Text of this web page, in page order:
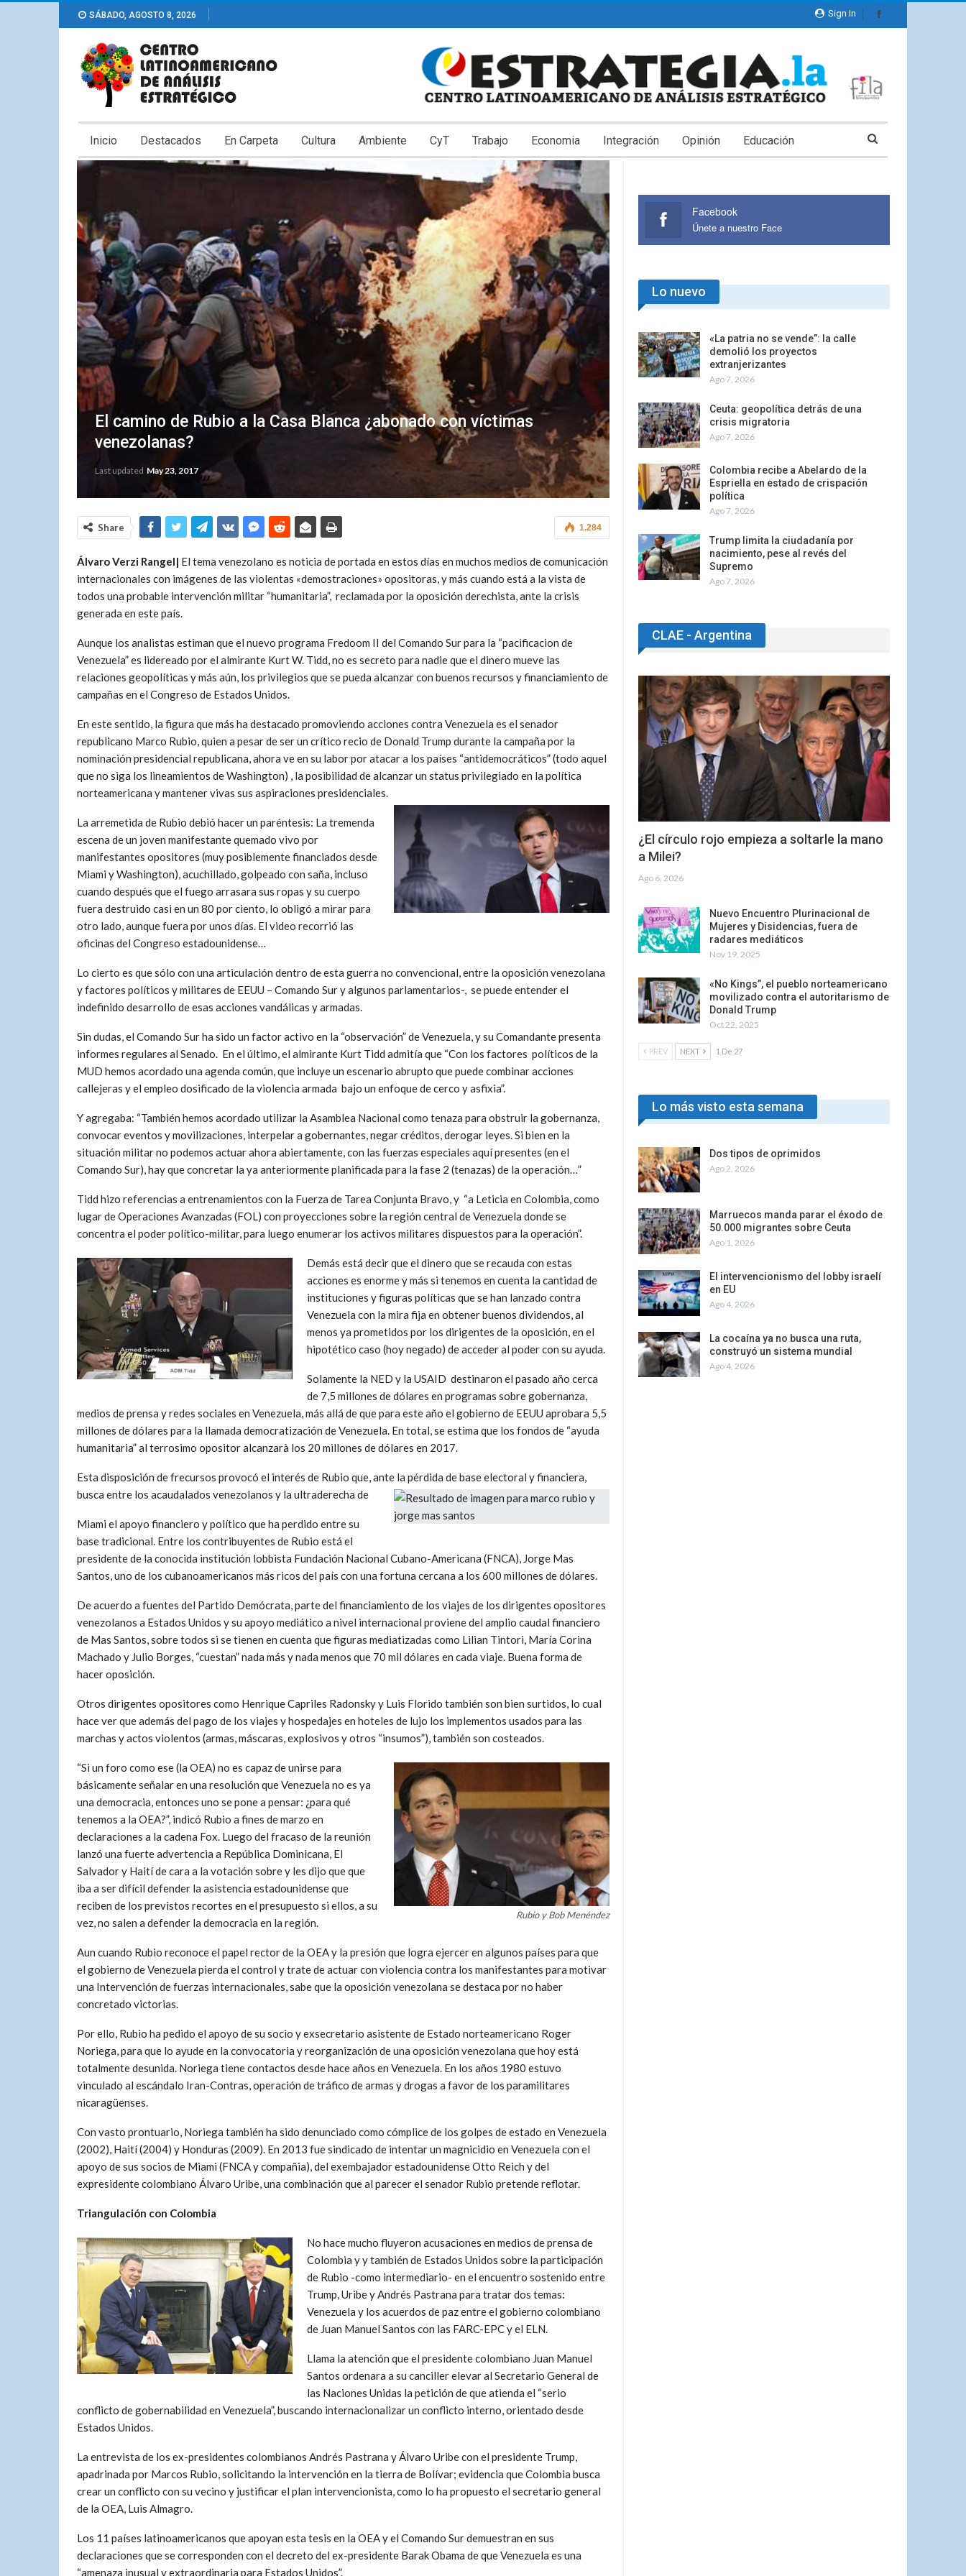
Sign In
SÁBADO, AGOSTO 8, 2026
Inicio Destacados En Carpeta Cultura Ambiente CyT Trabajo Economia Integración Opinión Educación
El camino de Rubio a la Casa Blanca ¿abonado con víctimas
venezolanas?
Last updated May 23, 2017
1.284
Share
Álvaro Verzi Rangel| El tema venezolano es noticia de portada en estos días en muchos medios de comunicación
internacionales con imágenes de las violentas «demostraciones» opositoras, y más cuando está a la vista de
todos una probable intervención militar “humanitaria”, reclamada por la oposición derechista, ante la crisis
generada en este país.
Aunque los analistas estiman que el nuevo programa Fredoom II del Comando Sur para la “pacificacion de
Venezuela” es lidereado por el almirante Kurt W. Tidd, no es secreto para nadie que el dinero mueve las
relaciones geopolíticas y más aún, los privilegios que se pueda alcanzar con buenos recursos y financiamiento de
campañas en el Congreso de Estados Unidos.
En este sentido, la figura que más ha destacado promoviendo acciones contra Venezuela es el senador
republicano Marco Rubio, quien a pesar de ser un crítico recio de Donald Trump durante la campaña por la
nominación presidencial republicana, ahora ve en su labor por atacar a los países “antidemocráticos” (todo aquel
que no siga los lineamientos de Washington) , la posibilidad de alcanzar un status privilegiado en la política
norteamericana y mantener vivas sus aspiraciones presidenciales.
La arremetida de Rubio debió hacer un paréntesis: La tremenda
escena de un joven manifestante quemado vivo por
manifestantes opositores (muy posiblemente financiados desde
Miami y Washington), acuchillado, golpeado con saña, incluso
cuando después que el fuego arrasara sus ropas y su cuerpo
fuera destruido casi en un 80 por ciento, lo obligó a mirar para
otro lado, aunque fuera por unos días. El video recorrió las
oficinas del Congreso estadounidense…
Lo cierto es que sólo con una articulación dentro de esta guerra no convencional, entre la oposición venezolana
y factores políticos y militares de EEUU – Comando Sur y algunos parlamentarios-, se puede entender el
indefinido desarrollo de esas acciones vandálicas y armadas.
Sin dudas, el Comando Sur ha sido un factor activo en la “observación” de Venezuela, y su Comandante presenta
informes regulares al Senado. En el último, el almirante Kurt Tidd admitía que “Con los factores políticos de la
MUD hemos acordado una agenda común, que incluye un escenario abrupto que puede combinar acciones
callejeras y el empleo dosificado de la violencia armada bajo un enfoque de cerco y asfixia”.
Y agregaba: “También hemos acordado utilizar la Asamblea Nacional como tenaza para obstruir la gobernanza,
convocar eventos y movilizaciones, interpelar a gobernantes, negar créditos, derogar leyes. Si bien en la
situación militar no podemos actuar ahora abiertamente, con las fuerzas especiales aquí presentes (en el
Comando Sur), hay que concretar la ya anteriormente planificada para la fase 2 (tenazas) de la operación…”
Tidd hizo referencias a entrenamientos con la Fuerza de Tarea Conjunta Bravo, y “a Leticia en Colombia, como
lugar de Operaciones Avanzadas (FOL) con proyecciones sobre la región central de Venezuela donde se
concentra el poder político-militar, para luego enumerar los activos militares dispuestos para la operación”.
Demás está decir que el dinero que se recauda con estas
acciones es enorme y más si tenemos en cuenta la cantidad de
instituciones y figuras políticas que se han lanzado contra
Venezuela con la mira fija en obtener buenos dividendos, al
menos ya prometidos por los dirigentes de la oposición, en el
hipotético caso (hoy negado) de acceder al poder con su ayuda.
Solamente la NED y la USAID destinaron el pasado año cerca
de 7,5 millones de dólares en programas sobre gobernanza,
medios de prensa y redes sociales en Venezuela, más allá de que para este año el gobierno de EEUU aprobara 5,5
millones de dólares para la llamada democratización de Venezuela. En total, se estima que los fondos de “ayuda
humanitaria” al terrosimo opositor alcanzarà los 20 millones de dólares en 2017.
Esta disposición de frecursos provocó el interés de Rubio que, ante la pérdida de base electoral y financiera,
busca entre los acaudalados venezolanos y la ultraderecha de
Miami el apoyo financiero y político que ha perdido entre su
base tradicional. Entre los contribuyentes de Rubio está el
presidente de la conocida institución lobbista Fundación Nacional Cubano-Americana (FNCA), Jorge Mas
Santos, uno de los cubanoamericanos más ricos del país con una fortuna cercana a los 600 millones de dólares.
De acuerdo a fuentes del Partido Demócrata, parte del financiamiento de los viajes de los dirigentes opositores
venezolanos a Estados Unidos y su apoyo mediático a nivel internacional proviene del amplio caudal financiero
de Mas Santos, sobre todos si se tienen en cuenta que figuras mediatizadas como Lilian Tintori, María Corina
Machado y Julio Borges, “cuestan” nada más y nada menos que 70 mil dólares en cada viaje. Buena forma de
hacer oposición.
Otros dirigentes opositores como Henrique Capriles Radonsky y Luis Florido también son bien surtidos, lo cual
hace ver que además del pago de los viajes y hospedajes en hoteles de lujo los implementos usados para las
marchas y actos violentos (armas, máscaras, explosivos y otros “insumos”), también son costeados.
Rubio y Bob Menéndez
“Si un foro como ese (la OEA) no es capaz de unirse para
básicamente señalar en una resolución que Venezuela no es ya
una democracia, entonces uno se pone a pensar: ¿para qué
tenemos a la OEA?”, indicó Rubio a fines de marzo en
declaraciones a la cadena Fox. Luego del fracaso de la reunión
lanzó una fuerte advertencia a República Dominicana, El
Salvador y Haití de cara a la votación sobre y les dijo que que
iba a ser difícil defender la asistencia estadounidense que
reciben de los previstos recortes en el presupuesto si ellos, a su
vez, no salen a defender la democracia en la región.
Aun cuando Rubio reconoce el papel rector de la OEA y la presión que logra ejercer en algunos países para que
el gobierno de Venezuela pierda el control y trate de actuar con violencia contra los manifestantes para motivar
una Intervención de fuerzas internacionales, sabe que la oposición venezolana se destaca por no haber
concretado victorias.
Por ello, Rubio ha pedido el apoyo de su socio y exsecretario asistente de Estado norteamericano Roger
Noriega, para que lo ayude en la convocatoria y reorganización de una oposición venezolana que hoy está
totalmente desunida. Noriega tiene contactos desde hace años en Venezuela. En los años 1980 estuvo
vinculado al escándalo Iran-Contras, operación de tráfico de armas y drogas a favor de los paramilitares
nicaragüenses.
Con vasto prontuario, Noriega también ha sido denunciado como cómplice de los golpes de estado en Venezuela
(2002), Haití (2004) y Honduras (2009). En 2013 fue sindicado de intentar un magnicidio en Venezuela con el
apoyo de sus socios de Miami (FNCA y compañia), del exembajador estadounidense Otto Reich y del
expresidente colombiano Álvaro Uribe, una combinación que al parecer el senador Rubio pretende reflotar.
Triangulación con Colombia
No hace mucho fluyeron acusaciones en medios de prensa de
Colombia y y también de Estados Unidos sobre la participación
de Rubio -como intermediario- en el encuentro sostenido entre
Trump, Uribe y Andrés Pastrana para tratar dos temas:
Venezuela y los acuerdos de paz entre el gobierno colombiano
de Juan Manuel Santos con las FARC-EPC y el ELN.
Llama la atención que el presidente colombiano Juan Manuel
Santos ordenara a su canciller elevar al Secretario General de
las Naciones Unidas la petición de que atienda el “serio
conflicto de gobernabilidad en Venezuela”, buscando internacionalizar un conflicto interno, orientado desde
Estados Unidos.
La entrevista de los ex-presidentes colombianos Andrés Pastrana y Álvaro Uribe con el presidente Trump,
apadrinada por Marcos Rubio, solicitando la intervención en la tierra de Bolívar; evidencia que Colombia busca
crear un conflicto con su vecino y justificar el plan intervencionista, como lo ha propuesto el secretario general
de la OEA, Luis Almagro.
Los 11 países latinoamericanos que apoyan esta tesis en la OEA y el Comando Sur demuestran en sus
declaraciones que se corresponden con el decreto del ex-presidente Barak Obama de que Venezuela es una
“amenaza inusual y extraordinaria para Estados Unidos”.
Facebook
Únete a nuestro Face
Lo nuevo
«La patria no se vende”: la calle
demolió los proyectos
extranjerizantes
Ago 7, 2026
Ceuta: geopolítica detrás de una
crisis migratoria
Ago 7, 2026
Colombia recibe a Abelardo de la
Espriella en estado de crispación
política
Ago 7, 2026
Trump limita la ciudadanía por
nacimiento, pese al revés del
Supremo
Ago 7, 2026
CLAE - Argentina
¿El círculo rojo empieza a soltarle la mano
a Milei?
Ago 6, 2026
Nuevo Encuentro Plurinacional de
Mujeres y Disidencias, fuera de
radares mediáticos
Nov 19, 2025
«No Kings”, el pueblo norteamericano
movilizado contra el autoritarismo de
Donald Trump
Oct 22, 2025
PREV NEXT 1 De 27
Lo más visto esta semana
Dos tipos de oprimidos
Ago 2, 2026
Marruecos manda parar el éxodo de
50.000 migrantes sobre Ceuta
Ago 1, 2026
El intervencionismo del lobby israelí
en EU
Ago 4, 2026
La cocaína ya no busca una ruta,
construyó un sistema mundial
Ago 4, 2026